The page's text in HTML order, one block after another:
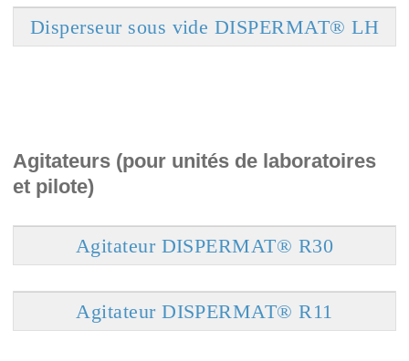
Disperseur sous vide DISPERMAT® LH
Agitateurs (pour unités de laboratoires
et pilote)
Agitateur DISPERMAT® R30
Agitateur DISPERMAT® R11